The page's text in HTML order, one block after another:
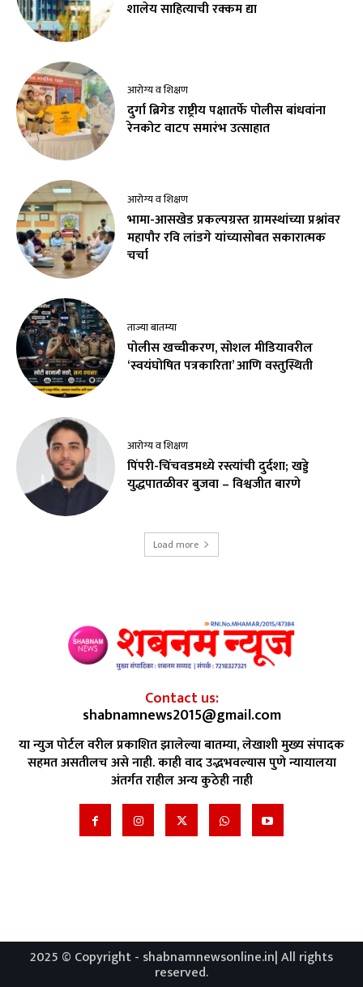
शालेय साहित्याची रक्कम द्या
आरोग्य व शिक्षण
दुर्गा ब्रिगेड राष्ट्रीय पक्षातर्फे पोलीस बांधवांना
रेनकोट वाटप समारंभ उत्साहात
आरोग्य व शिक्षण
भामा-आसखेड प्रकल्पग्रस्त ग्रामस्थांच्या प्रश्नांवर
महापौर रवि लांडगे यांच्यासोबत सकारात्मक
चर्चा
ताज्या बातम्या
पोलीस खच्चीकरण, सोशल मीडियावरील
‘स्वयंघोषित पत्रकारिता’ आणि वस्तुस्थिती
आरोग्य व शिक्षण
पिंपरी-चिंचवडमध्ये रस्त्यांची दुर्दशा; खड्डे
युद्धपातळीवर बुजवा – विश्वजीत बारणे
Load more
Contact us:
shabnamnews2015@gmail.com
या न्युज पोर्टल वरील प्रकाशित झालेल्या बातम्या, लेखाशी मुख्य संपादक
सहमत असतीलच असे नाही. काही वाद उद्भभवल्यास पुणे न्यायालया
अंतर्गत राहील अन्य कुठेही नाही
2025 © Copyright - shabnamnewsonline.in| All rights
reserved.